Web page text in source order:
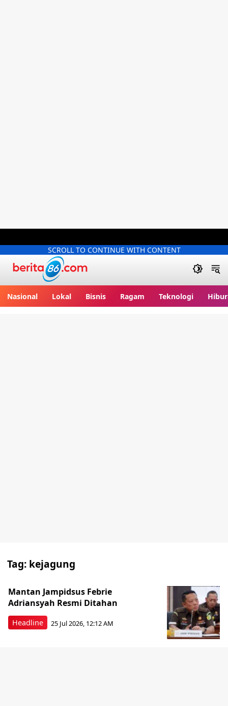
SCROLL TO CONTINUE WITH CONTENT
Nasional Lokal Bisnis Ragam Teknologi
Tag: kejagung
Headline
Mantan Jampidsus Febrie
Adriansyah Resmi Ditahan
25 Jul 2026, 12:12 AM